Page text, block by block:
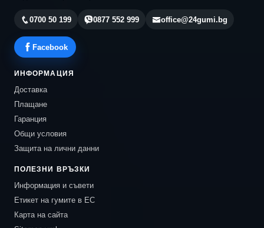
0700 50 199 0877 552 999 office@24gumi.bg
Facebook
ИНФОРМАЦИЯ
Доставка
Плащане
Гаранция
Общи условия
Защита на лични данни
ПОЛЕЗНИ ВРЪЗКИ
Информация и съвети
Етикет на гумите в ЕС
Карта на сайта